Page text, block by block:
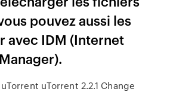
pouvez aussi les
avec IDM (Internet
uTorrent 2.2.1 Change